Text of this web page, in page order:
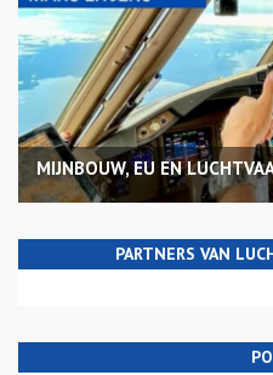
MIJNBOUW, EU EN
PARTNERS VAN